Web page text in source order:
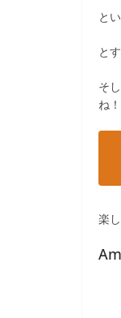
と
と
そ
ね！
楽